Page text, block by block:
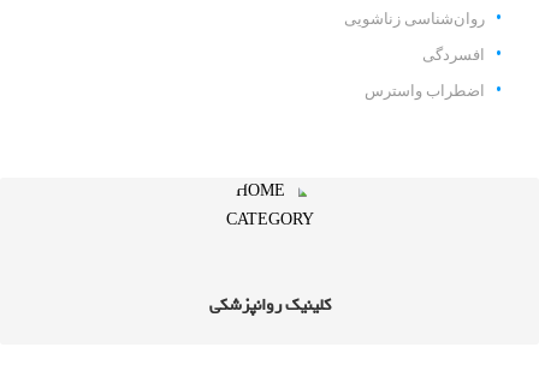
روان‌شناسی زناشویی
افسردگی
اضطراب واسترس
کلینیک روانپزشکی